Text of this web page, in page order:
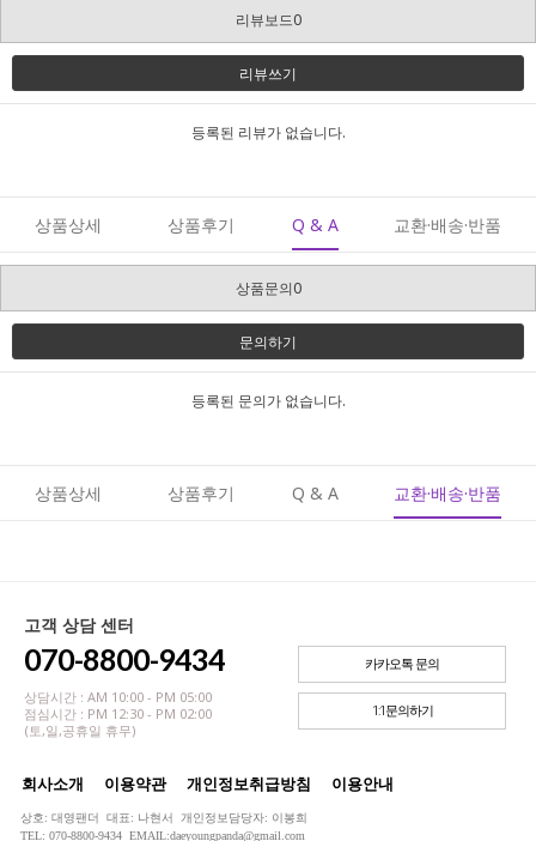
리뷰보드0
리뷰쓰기
등록된 리뷰가 없습니다.
상품상세 상품후기 Q & A 교환·배송·반품
상품문의0
문의하기
등록된 문의가 없습니다.
상품상세 상품후기 Q & A 교환·배송·반품
고객 상담 센터
070-8800-9434
상담시간 : AM 10:00 - PM 05:00
점심시간 : PM 12:30 - PM 02:00
(토,일,공휴일 휴무)
카카오톡 문의
1:1문의하기
회사소개 이용약관 개인정보취급방침 이용안내
상호: 대영팬더 대표: 나현서 개인정보담당자: 이봉희
TEL: 070-8800-9434 EMAIL:daeyoungpanda@gmail.com